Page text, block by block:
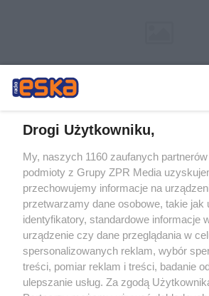
Drogi Użytkowniku,
My, naszych 1160 zaufanych
podmioty z Grupy ZPR Media
przechowujemy informacje na
przetwarzamy dane osobowe, takie jak
identyfikatory, standardowe informacje
urządzenie czy dane przeglądania w
spersonalizowanych reklam, wybór
treści, pomiar reklam i treści, badanie
ulepszanie usług. Za zgodą